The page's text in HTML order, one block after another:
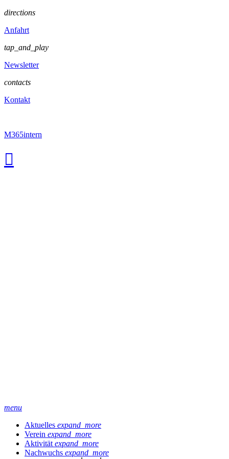
directions
Anfahrt
tap_and_play
Newsletter
contacts
Kontakt
M365intern
menu
Aktuelles expand_more
Verein expand_more
Aktivität expand_more
Nachwuchs expand_more